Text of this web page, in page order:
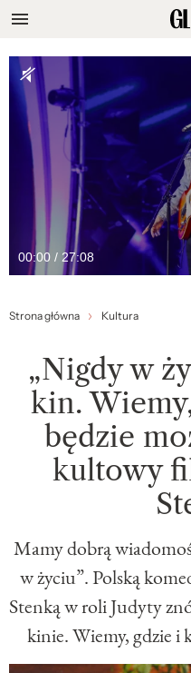
00:00 / 27:08
Strona główna Kultura
„Nigdy w
kin.
będzie
kultowy
Mamy dobrą
w życiu”. Polską
Stenką w roli Judyty
kinie. Wiemy, gdzie i